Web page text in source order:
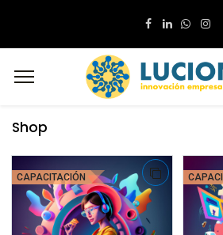
Shop
CAPACITACIÓN